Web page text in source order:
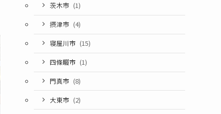
茨木市 (1)
摂津市 (4)
寝屋川市 (15)
四條畷市 (1)
門真市 (8)
大東市 (2)